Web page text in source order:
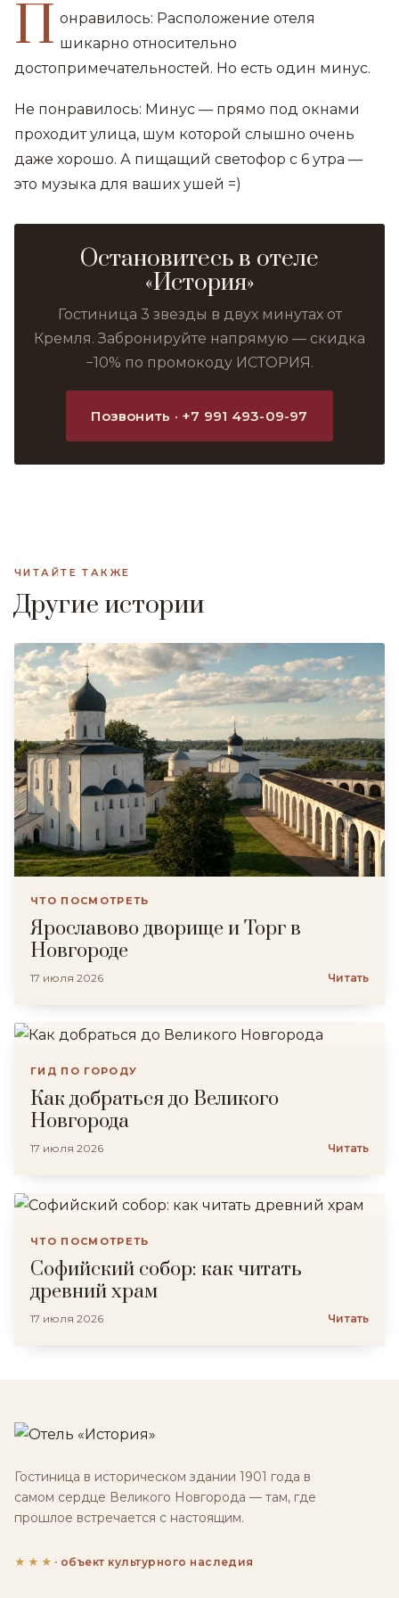
П онравилось: Расположение отеля
шикарно относительно
достопримечательностей. Но есть один минус.
Не понравилось: Минус — прямо под окнами
проходит улица, шум которой слышно очень
даже хорошо. А пищащий светофор с 6 утра —
это музыка для ваших ушей =)
Остановитесь в отеле
«История»
Гостиница 3 звезды в двух минутах от
Кремля. Забронируйте напрямую — скидка
−10% по промокоду ИСТОРИЯ.
Позвонить · +7 991 493-09-97
ЧИТАЙТЕ ТАКЖЕ
Другие истории
ЧТО ПОСМОТРЕТЬ
Ярославово дворище и Торг в
Новгороде
17 июля 2026 Читать
ГИД ПО ГОРОДУ
Как добраться до Великого
Новгорода
17 июля 2026 Читать
ЧТО ПОСМОТРЕТЬ
Софийский собор: как читать
древний храм
17 июля 2026 Читать
Гостиница в историческом здании 1901 года в
самом сердце Великого Новгорода — там, где
прошлое встречается с настоящим.
★★★ · объект культурного наследия